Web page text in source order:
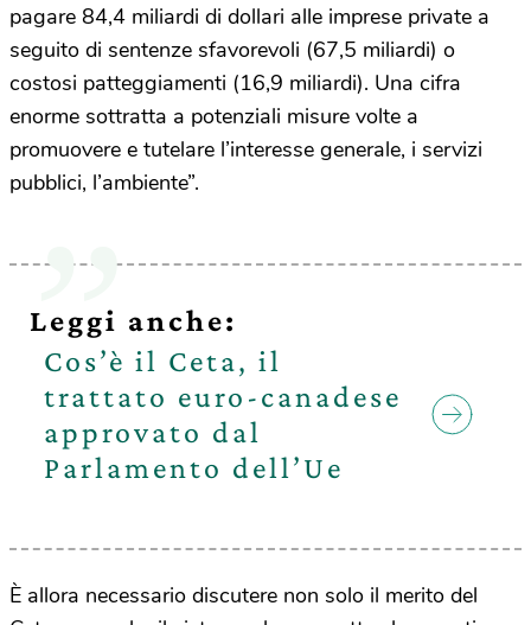
pagare 84,4 miliardi di dollari alle imprese private a
seguito di sentenze sfavorevoli (67,5 miliardi) o
costosi patteggiamenti (16,9 miliardi). Una cifra
enorme sottratta a potenziali misure volte a
promuovere e tutelare l’interesse generale, i servizi
pubblici, l’ambiente”.
Leggi anche:
Cos’è il Ceta, il
trattato euro-canadese
approvato dal
Parlamento dell’Ue
È allora necessario discutere non solo il merito del